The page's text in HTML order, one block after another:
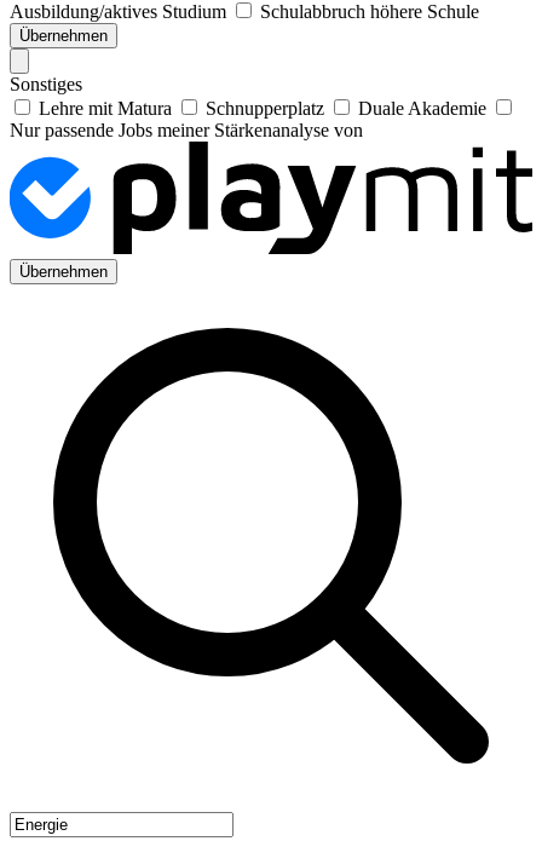
Ausbildung/aktives Studium
Schulabbruch höhere Schule
Übernehmen
Sonstiges
Lehre mit Matura
Schnupperplatz
Duale Akademie
Nur passende Jobs meiner Stärkenanalyse von
Übernehmen